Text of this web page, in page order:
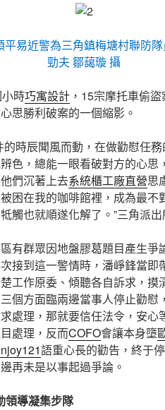
易近警為三角鎮梅塘村聯防
勁夫 鄒藹璇 攝
時巧寓設計 ，15宗摩托車偷
思勝利破案的一個縮影。
的時辰聞風而動，在做勸慰任
色，總能一眼看破對方的心思
們沉著上去系統櫃工廠直營思
困在我的咖啡館裡，成為最不
觸也就順遂化解了。”三角派
有群眾因地盤膠葛題目產生爭
接到這一警情時，潘崢鋒當即
工作原委、傾聽各自訴求，摸
個方面臨兩邊當事人停止勸慰
處理，那就要信任法令，安心
處理，反而COFO會讓本身墮
語重心長的勸告，終于
再未是以事起過爭論。
領導凝集步隊